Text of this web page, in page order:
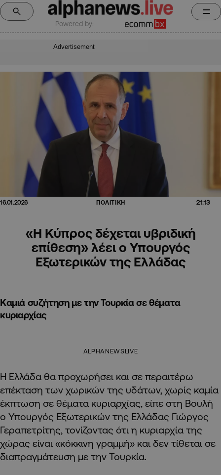
Powered by:
Advertisement
16.01.2026 ΠΟΛΙΤΙΚΗ 21:13
«Η Κύπρος δέχεται υβριδική
επίθεση» λέει ο Υπουργός
Εξωτερικών της Ελλάδας
Καμιά συζήτηση με την Τουρκία σε θέματα
κυριαρχίας
ALPHANEWSLIVE
H Ελλάδα θα προχωρήσει και σε περαιτέρω
επέκταση των χωρικών της υδάτων, χωρίς καμία
έκπτωση σε θέματα κυριαρχίας, είπε στη Βουλή
ο Υπουργός Εξωτερικών της Ελλάδας Γιώργος
Γεραπετρίτης, τονίζοντας ότι η κυριαρχία της
χώρας είναι «κόκκινη γραμμή» και δεν τίθεται σε
διαπραγμάτευση με την Τουρκία.